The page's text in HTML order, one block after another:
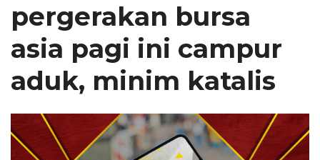
pergerakan bursa
asia pagi ini campur
aduk, minim katalis